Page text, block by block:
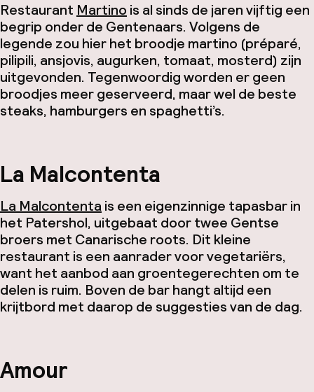
Restaurant Martino is al sinds de jaren vijftig een
begrip onder de Gentenaars. Volgens de
legende zou hier het broodje martino (préparé,
pilipili, ansjovis, augurken, tomaat, mosterd) zijn
uitgevonden. Tegenwoordig worden er geen
broodjes meer geserveerd, maar wel de beste
steaks, hamburgers en spaghetti’s.
La Malcontenta
La Malcontentais een eigenzinnige tapasbar in
het Patershol, uitgebaat door twee Gentse
broers met Canarische roots. Dit kleine
restaurant is een aanrader voor vegetariërs,
want het aanbod aan groentegerechten om te
delen is ruim. Boven de bar hangt altijd een
krijtbord met daarop de suggesties van de dag.
Amour